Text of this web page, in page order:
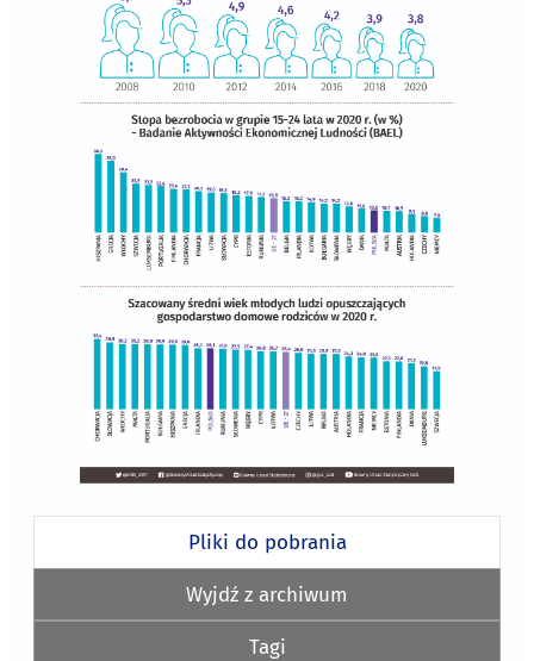
Pliki do pobrania
Wyjdź z archiwum
Tagi